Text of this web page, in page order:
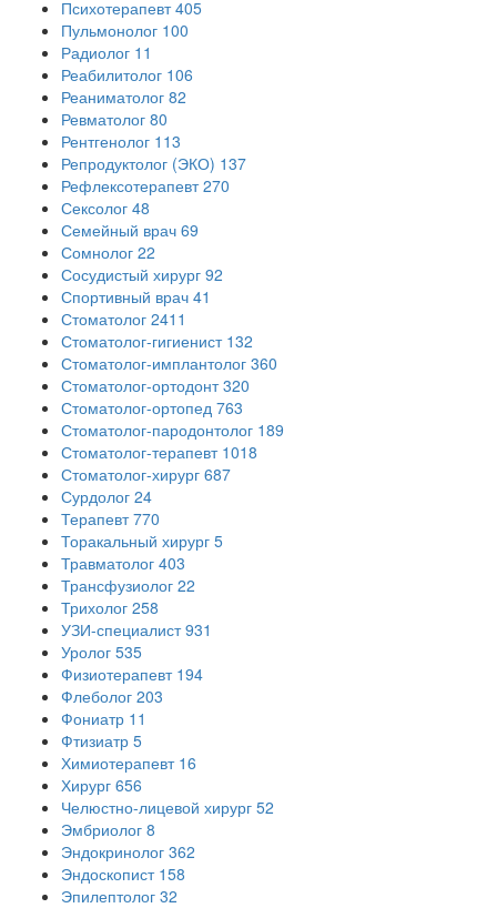
Психотерапевт 405
Пульмонолог 100
Радиолог 11
Реабилитолог 106
Реаниматолог 82
Ревматолог 80
Рентгенолог 113
Репродуктолог (ЭКО) 137
Рефлексотерапевт 270
Сексолог 48
Семейный врач 69
Сомнолог 22
Сосудистый хирург 92
Спортивный врач 41
Стоматолог 2411
Стоматолог-гигиенист 132
Стоматолог-имплантолог 360
Стоматолог-ортодонт 320
Стоматолог-ортопед 763
Стоматолог-пародонтолог 189
Стоматолог-терапевт 1018
Стоматолог-хирург 687
Сурдолог 24
Терапевт 770
Торакальный хирург 5
Травматолог 403
Трансфузиолог 22
Трихолог 258
УЗИ-специалист 931
Уролог 535
Физиотерапевт 194
Флеболог 203
Фониатр 11
Фтизиатр 5
Химиотерапевт 16
Хирург 656
Челюстно-лицевой хирург 52
Эмбриолог 8
Эндокринолог 362
Эндоскопист 158
Эпилептолог 32